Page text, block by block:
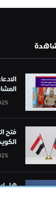
المشاط – 20
فتح
هل